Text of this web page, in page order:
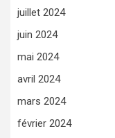
juillet 2024
juin 2024
mai 2024
avril 2024
mars 2024
février 2024